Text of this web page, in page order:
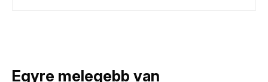
Egyre melegebb van